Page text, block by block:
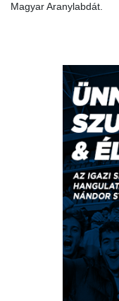
Magyar Aranylabdát.